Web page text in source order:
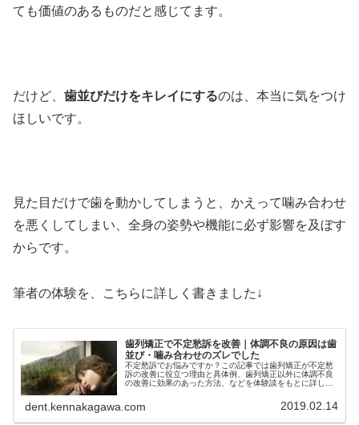
ても価値のあるものだと感じてます。
だけど、 歯並びだけをキレイにするのは、本当に気をつけ
ほしいです。
見た目だけで歯を動かしてしまうと、かえって噛み合わせ
を悪くしてしまい、全身の姿勢や機能に必ず影響を及ぼす
からです。
筆者の体験を、こちらに詳しく書きました↓
歯列矯正で不定愁訴を改善｜体調不良の原因は歯
並び・噛み合わせのズレでした
不定愁訴でお悩みですか？この記事では歯列矯正が不定愁
訴の改善に役立つ理由と具体例、歯列矯正以外に体調不良
の改善に効果のあった方法、などを体験談をもとに詳しく
dent.kennakagawa.com 2019.02.14